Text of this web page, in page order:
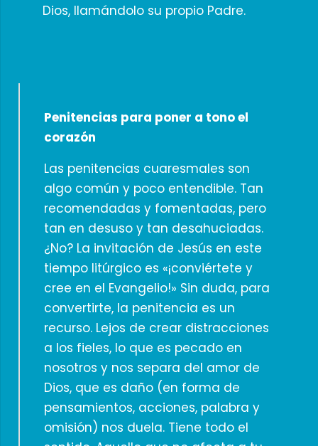
Dios, llamándolo su propio Padre.
Penitencias para poner a tono el
corazón
Las penitencias cuaresmales son
algo común y poco entendible. Tan
recomendadas y fomentadas, pero
tan en desuso y tan desahuciadas.
¿No? La invitación de Jesús en este
tiempo litúrgico es «¡conviértete y
cree en el Evangelio!» Sin duda, para
convertirte, la penitencia es un
recurso. Lejos de crear distracciones
a los fieles, lo que es pecado en
nosotros y nos separa del amor de
Dios, que es daño (en forma de
pensamientos, acciones, palabra y
omisión) nos duela. Tiene todo el